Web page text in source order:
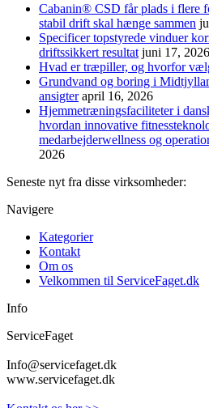
Cabanin® CSD får plads i flere
stabil drift skal hænge sammen
Specificer topstyrede vinduer
driftssikkert resultat juni 17, 2026
Hvad er træpiller, og hvorfor
Grundvand og boring i
ansigter april 16, 2026
Hjemmetræningsfaciliteter i
hvordan innovative
medarbejderwellness og
2026
Seneste nyt fra disse virksomheder:
Navigere
Kategorier
Kontakt
Om os
Velkommen til ServiceFaget.dk
Info
ServiceFaget
Info@servicefaget.dk
www.servicefaget.dk